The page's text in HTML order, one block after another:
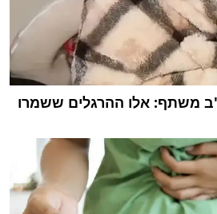
משתף: אלו ההרגלים ששמרו